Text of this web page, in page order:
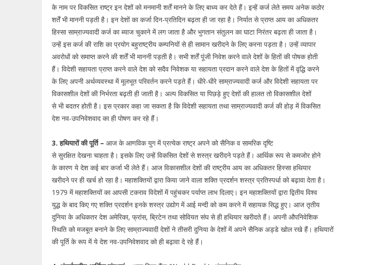
के नाम पर विकसित राष्ट्र इन देशों को मनमानी शर्तें मानने के लिए बाध्य कर देते हैं। इन्हें कर्ज लेते समय अनेक कठोर
शर्तें भी माननी पड़ती है। इन देशों का कर्जा दिन-प्रतिदिन बढ़ता ही जा रहा है। निर्यात से प्राप्त आय का अधिकतर
हिस्सा साम्राज्यवादी कर्ज का ब्याज चुकाने में लग जाता है और भुगतान संतुलन का घाटा निरंतर बढ़ता ही जाता है।
उन्हें इस कर्ज की राशि का प्रयोग बहुराष्ट्रीय कम्पनियों से ही सामान खरीदने के लिए करना पड़ता है। उन्हें व्यापार
अवरोधों को समाप्त करने की शर्तें भी माननी पड़ती है। सभी शर्तें पूंजी निवेश करने वाले देशों के हितों की पोषक होती
हैं। विदेशी सहायता प्राप्त करने वाले देश को सदैव निवेशक या सहायता प्रदान करने वाले देश के हितों में वृद्धि करने
के लिए अपनी अर्थव्यवस्था में मूलभूत परिवर्तन करने पड़ते हैं। धीरे-धीरे साम्राज्यवादी कर्ज और विदेशी सहायता पर
विकासशील देशों की निर्भरता बढ़ती ही जाती है। अल्प विकसित या पिछड़े हुए देशों की हालत तो विकासशील देशों
से भी बदतर होती है। इस प्रकार कहा जा सकता है कि विदेशी सहायता तथा साम्राज्यवादी कर्ज की होड़ में विकसित
देश नव-उपनिवेशवाद का ही पोषण कर रहे हैं।
3. हथियारों की पूर्ति – आज के आणविक युग में प्रत्येक राष्ट्र अपने को सैनिक व सामरिक दृष्टि
से सुरक्षित देखना चाहता है। इसके लिए उन्हें विकसित देशों से शस्त्र खरीदने पड़ते हैं। आर्थिक रूप से कमजोर होने
के कारण ये देश कई बार कर्जा भी लेते हैं। आज विकासशील देशों की राष्ट्रीय आय का अधिकतर हिस्सा हथियार
खरीदने पर ही खर्च हो रहा है। महाशक्तियों द्वारा किया जाने वाला शक्ति प्रदर्शन शस्त्र प्रतिस्पर्धा को बढ़ावा देता है।
1979 में महाशक्तियों का आपसी टकराव विदेशों में पहुंचकर पर्याप्त लाभ दिलाए। इन महाशक्तियों द्वारा द्वितीय विश्व
युद्ध के बाद किए गए शक्ति प्रदर्शन इनके शस्त्र उद्योग में आई मन्दी को कम करने में सहायक सिद्ध हुए। आज तृतीय
दुनिया के अधिकतर देश अमेरिका, फ्रांस, ब्रिटेन तथा सोवियत संघ से ही हथियार खरीदते हैं। अपनी औपनिवेशिक
स्थिति को मजबूत बनाने के लिए साम्राज्यवादी देशों ने तीसरी दुनिया के देशों में अपने सैनिक अड्डे खोल रखे हैं। हथियारों
की पूर्ति के रूप में ये देश नव-उपनिवेशवाद को ही बढ़ावा दे रहे हैं।